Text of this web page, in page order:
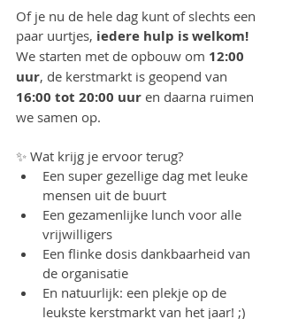
Of je nu de hele dag kunt of slechts een
paar uurtjes, iedere hulp is welkom!
We starten met de opbouw om 12:00
uur, de kerstmarkt is geopend van
16:00 tot 20:00 uur en daarna ruimen
we samen op.
✨ Wat krijg je ervoor terug?
Een super gezellige dag met leuke
mensen uit de buurt
Een gezamenlijke lunch voor alle
vrijwilligers
Een flinke dosis dankbaarheid van
de organisatie
En natuurlijk: een plekje op de
leukste kerstmarkt van het jaar! ;)